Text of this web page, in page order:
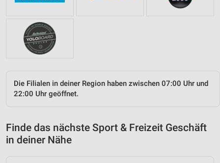
Die Filialen in deiner Region haben zwischen 07:00 Uhr und
22:00 Uhr geöffnet.
Finde das nächste Sport & Freizeit Geschäft
in deiner Nähe